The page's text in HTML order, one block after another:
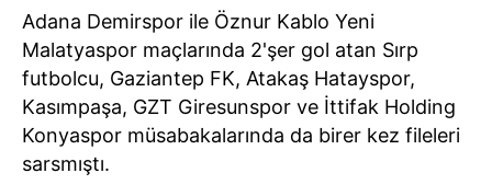
Adana Demirspor ile Öznur Kablo Yeni
Malatyaspor maçlarında 2'şer gol atan Sırp
futbolcu, Gaziantep FK, Atakaş Hatayspor,
Kasımpaşa, GZT Giresunspor ve İttifak Holding
Konyaspor müsabakalarında da birer kez fileleri
sarsmıştı.